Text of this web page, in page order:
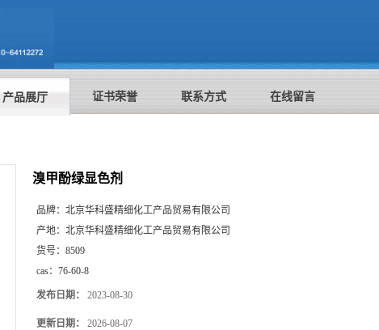
产品展厅 证书荣誉 联系方式 在线留言
溴甲酚绿显色剂
品牌： 北京华科盛精细化工产品贸易有限公司
产地： 北京华科盛精细化工产品贸易有限公司
货号： 8509
cas： 76-60-8
发布日期： 2023-08-30
更新日期： 2026-08-07